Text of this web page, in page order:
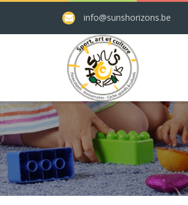
info@sunshorizons.be